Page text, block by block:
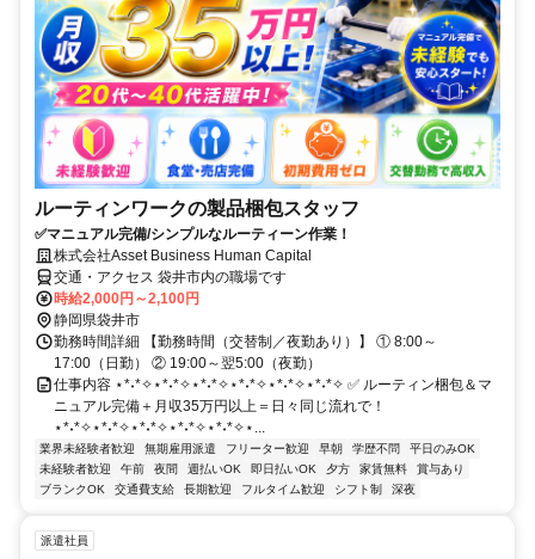
ルーティンワークの製品梱包スタッフ
✅マニュアル完備/シンプルなルーティーン作業！
株式会社Asset Business Human Capital
交通・アクセス 袋井市内の職場です
時給2,000円～2,100円
静岡県袋井市
勤務時間詳細 【勤務時間（交替制／夜勤あり）】 ① 8:00～
17:00（日勤） ② 19:00～翌5:00（夜勤）
仕事内容 ⋆*˖*✧⋆*˖*✧⋆*˖*✧⋆*˖*✧⋆*˖*✧⋆*˖*✧ ✅ ルーティン梱包＆マ
ニュアル完備＋月収35万円以上＝日々同じ流れで！
⋆*˖*✧⋆*˖*✧⋆*˖*✧⋆*˖*✧⋆*˖*✧⋆...
業界未経験者歓迎 無期雇用派遣 フリーター歓迎 早朝 学歴不問
平日のみOK
未経験者歓迎
午前 夜間 週払いOK 即日払いOK 夕方 家賃無料
賞与あり
ブランクOK
交通費支給 長期歓迎 フルタイム歓迎 シフト制 深夜
派遣社員